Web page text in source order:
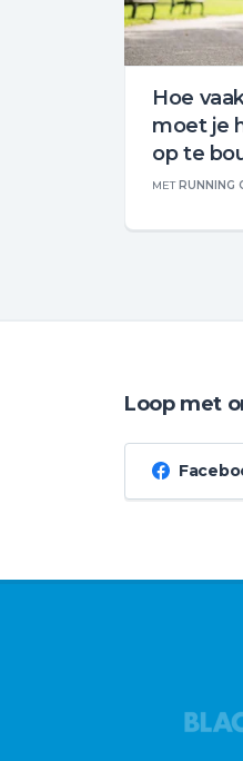
Hoe
moet je
op te
METRUNNING
Loop met